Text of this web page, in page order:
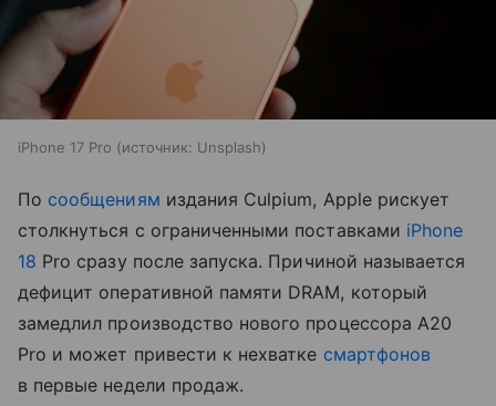
iPhone 17 Pro источник: Unsplash
По сообщениям издания Culpium, Apple рискует
столкнуться с ограниченными поставками iPhone
18 Pro сразу после запуска. Причиной называется
дефицит оперативной памяти DRAM, который
замедлил производство нового процессора A20
Pro и может привести к нехватке смартфонов
в первые недели продаж.